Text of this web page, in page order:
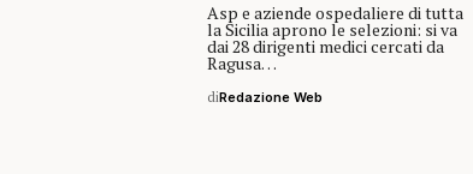
Asp e aziende ospedaliere di tutta
la Sicilia aprono le selezioni: si va
dai 28 dirigenti medici cercati da
Ragusa…
diRedazione Web